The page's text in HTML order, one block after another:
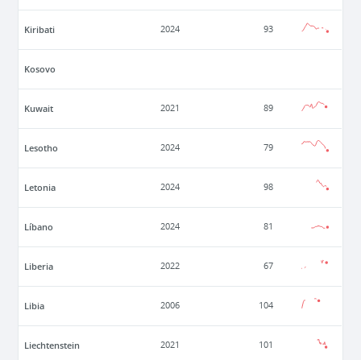
Kiribati 2024 93
Kosovo
Kuwait 2021 89
Lesotho 2024 79
Letonia 2024 98
Líbano 2024 81
Liberia 2022 67
Libia 2006 104
Liechtenstein 2021 101